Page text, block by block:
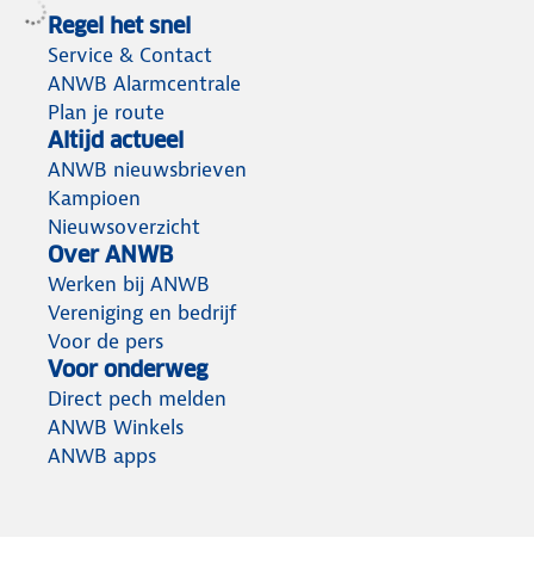
Regel het snel
Service & Contact
ANWB Alarmcentrale
Plan je route
Altijd actueel
ANWB nieuwsbrieven
Kampioen
Nieuwsoverzicht
Over ANWB
Werken bij ANWB
Vereniging en bedrijf
Voor de pers
Voor onderweg
Direct pech melden
ANWB Winkels
ANWB apps